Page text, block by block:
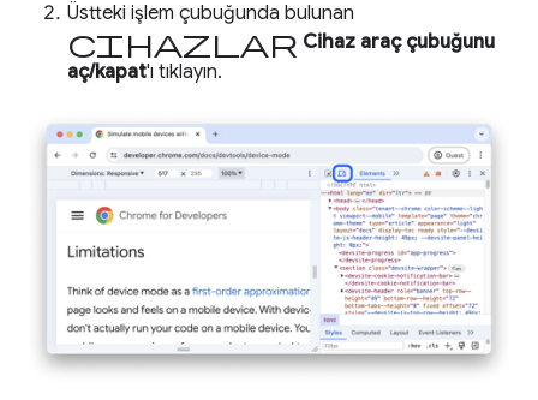
Üstteki işlem çubuğunda bulunan
cihazlar Cihaz araç çubuğunu
aç/kapat'ı tıklayın.